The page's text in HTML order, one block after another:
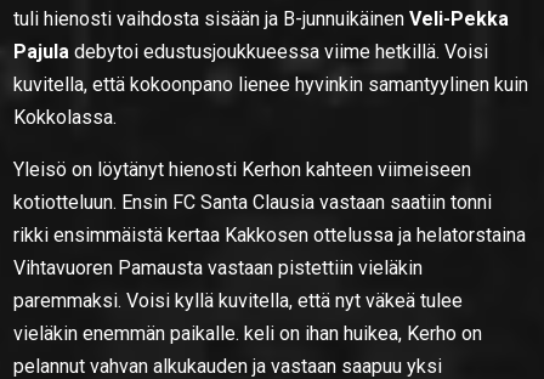
tuli hienosti vaihdosta sisään ja B-junnuikäinenVeli-Pekka
Pajula debytoi edustusjoukkueessa viime hetkillä. Voisi
kuvitella, että kokoonpano lienee hyvinkin samantyylinen kuin
Kokkolassa.
Yleisö on löytänyt hienosti Kerhon kahteen viimeiseen
kotiotteluun. Ensin FC Santa Clausia vastaan saatiin tonni
rikki ensimmäistä kertaa Kakkosen ottelussa ja helatorstaina
Vihtavuoren Pamausta vastaan pistettiin vieläkin
paremmaksi. Voisi kyllä kuvitella, että nyt väkeä tulee
vieläkin enemmän paikalle. keli on ihan huikea, Kerho on
pelannut vahvan alkukauden ja vastaan saapuu yksi